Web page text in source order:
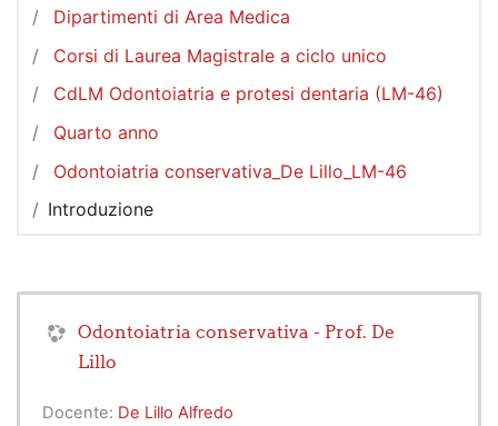
Dipartimenti di Area Medica
Corsi di Laurea Magistrale a ciclo unico
CdLM Odontoiatria e protesi dentaria (LM-46)
Quarto anno
Odontoiatria conservativa_De Lillo_LM-46
Introduzione
Odontoiatria conservativa - Prof. De
Lillo
Docente: De Lillo Alfredo